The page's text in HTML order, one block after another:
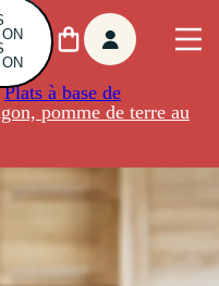
Plats à base de
pomme de terre au